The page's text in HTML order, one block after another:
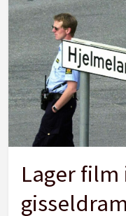
Lager